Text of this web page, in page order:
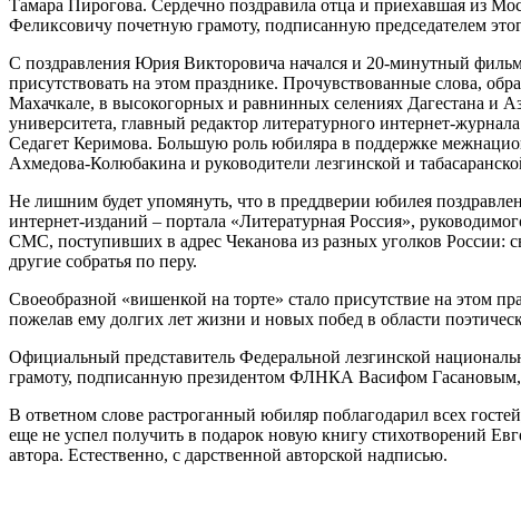
Тамара Пирогова. Сердечно поздравила отца и приехавшая из
Феликсовичу почетную грамоту, подписанную председателем
С поздравления Юрия Викторовича начался и 20-минутный
присутствовать на этом празднике. Прочувствованные слова,
Махачкале, в высокогорных и равнинных селениях Дагестана и
университета, главный редактор литературного интернет-
Седагет Керимова. Большую роль юбиляра в поддержке
Ахмедова-Колюбакина и руководители лезгинской и
Не лишним будет упомянуть, что в преддверии юбилея
интернет-изданий – портала «Литературная Россия»,
СМС, поступивших в адрес Чеканова из разных уголков
другие собратья по перу.
Своеобразной «вишенкой на торте» стало присутствие на этом
пожелав ему долгих лет жизни и новых побед в области
Официальный представитель Федеральной лезгинской
грамоту, подписанную президентом ФЛНКА Васифом
В ответном слове растроганный юбиляр поблагодарил всех
еще не успел получить в подарок новую книгу стихотворений
автора. Естественно, с дарственной авторской надписью.